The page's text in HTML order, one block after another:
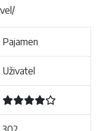
Pajamen
Uživatel